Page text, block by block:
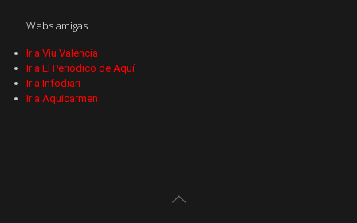
Webs amigas
Ir a Viu València
Ir a El Periódico de Aquí
Ir a Infodiari
Ir a Aquicarmen